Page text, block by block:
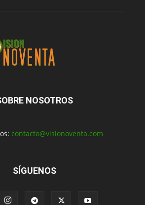
NOSOTROS
contacto@visionoventa.com
SÍGUENOS